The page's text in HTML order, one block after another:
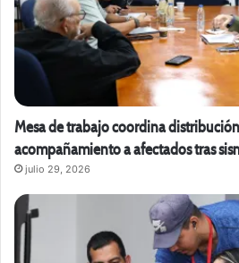
Mesa de trabajo coordina
acompañamiento a afectados tras
julio 29, 2026